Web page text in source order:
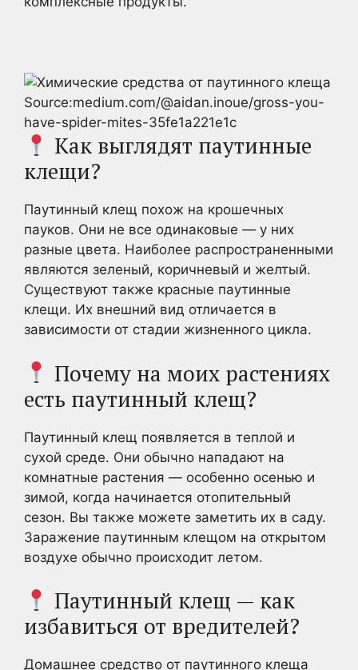
Source:medium.com/@aidan.inoue/gross-you-
have-spider-mites-35fe1a221e1c
Как выглядят паутинные
клещи?
Паутинный клещ похож на крошечных
пауков. Они не все одинаковые — у них
разные цвета. Наиболее распространенными
являются зеленый, коричневый и желтый.
Существуют также красные паутинные
клещи. Их внешний вид отличается в
зависимости от стадии жизненного цикла.
Почему на моих растениях
есть паутинный клещ?
Паутинный клещ появляется в теплой и
сухой среде. Они обычно нападают на
комнатные растения — особенно осенью и
зимой, когда начинается отопительный
сезон. Вы также можете заметить их в саду.
Заражение паутинным клещом на открытом
воздухе обычно происходит летом.
Паутинный клещ — как
избавиться от вредителей?
Домашнее средство от паутинного клеща